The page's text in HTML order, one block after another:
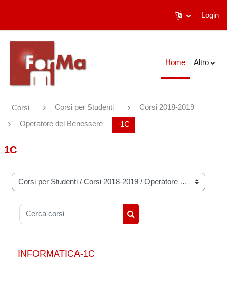
Login
Home Altro
Corsi Corsi per Studenti Corsi 2018-2019
Operatore del Benessere 1C
1C
Categorie di corso
Cerca corsi
Cerca corsi
INFORMATICA-1C